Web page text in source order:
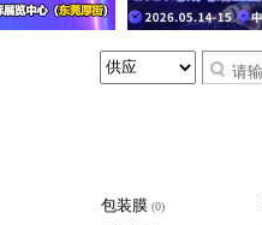
包装膜 (0)